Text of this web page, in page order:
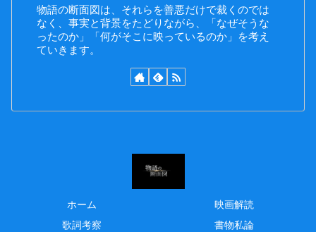
物語の断面図は、それらを善悪だけで裁くのでは
なく、事実と背景をたどりながら、「なぜそうな
ったのか」「何がそこに映っているのか」を考え
ていきます。
ホーム
映画解読
歌詞考察
書物私論